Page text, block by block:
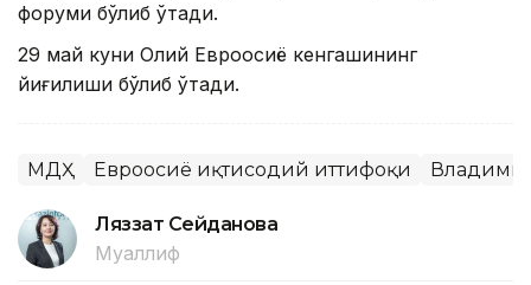
форуми бўлиб ўтади.
29 май куни Олий Евроосиё кенгашининг
йиғилиши бўлиб ўтади.
МДҲ Евроосиё иқтисодий иттифоқи
Ляззат Сейданова
Муаллиф